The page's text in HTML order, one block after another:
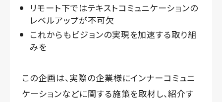
リモート下ではテキストコミュニケーションの
レベルアップが不可欠
これからもビジョンの実現を加速する取り組
みを
この企画は、実際の企業様にインナーコミュニ
ケーションなどに関する施策を取材し、紹介す